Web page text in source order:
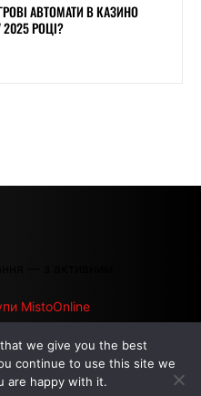
АВТОМАТИ В КАЗИНО
2025 РОЦІ?
— з активним
MistoOnline
| РЕКЛАМА НА САЙТІ
we give you the best
continue to use this site we
are happy with it.